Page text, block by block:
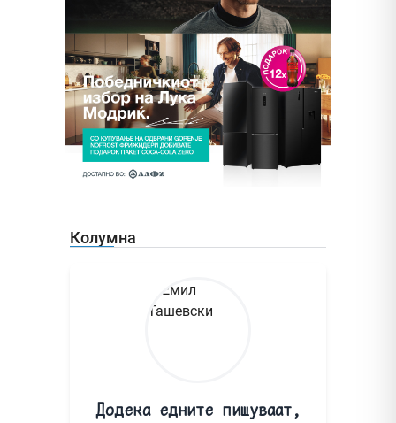
Колумна
Додека едните пишуваат,